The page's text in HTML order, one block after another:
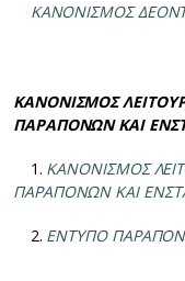
ΚΑΝΟΝΙΣΜΟΣ
ΚΑΝΟΝΙΣΜΟΣ
ΠΑΡΑΠΟΝΩΝ ΚΑΙ
1. ΚΑΝΟΝΙΣΜΟΣ
ΠΑΡΑΠΟΝΩΝ ΚΑΙ
2. ΕΝΤΥΠΟ